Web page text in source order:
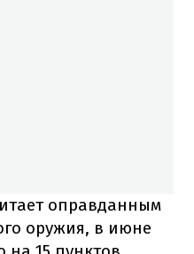
оправданным
оружия, в июне